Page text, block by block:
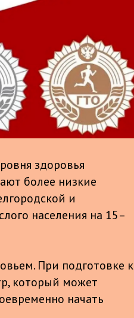
здоровья
более низкие
и
населения на 15–
При подготовке к
который может
начать